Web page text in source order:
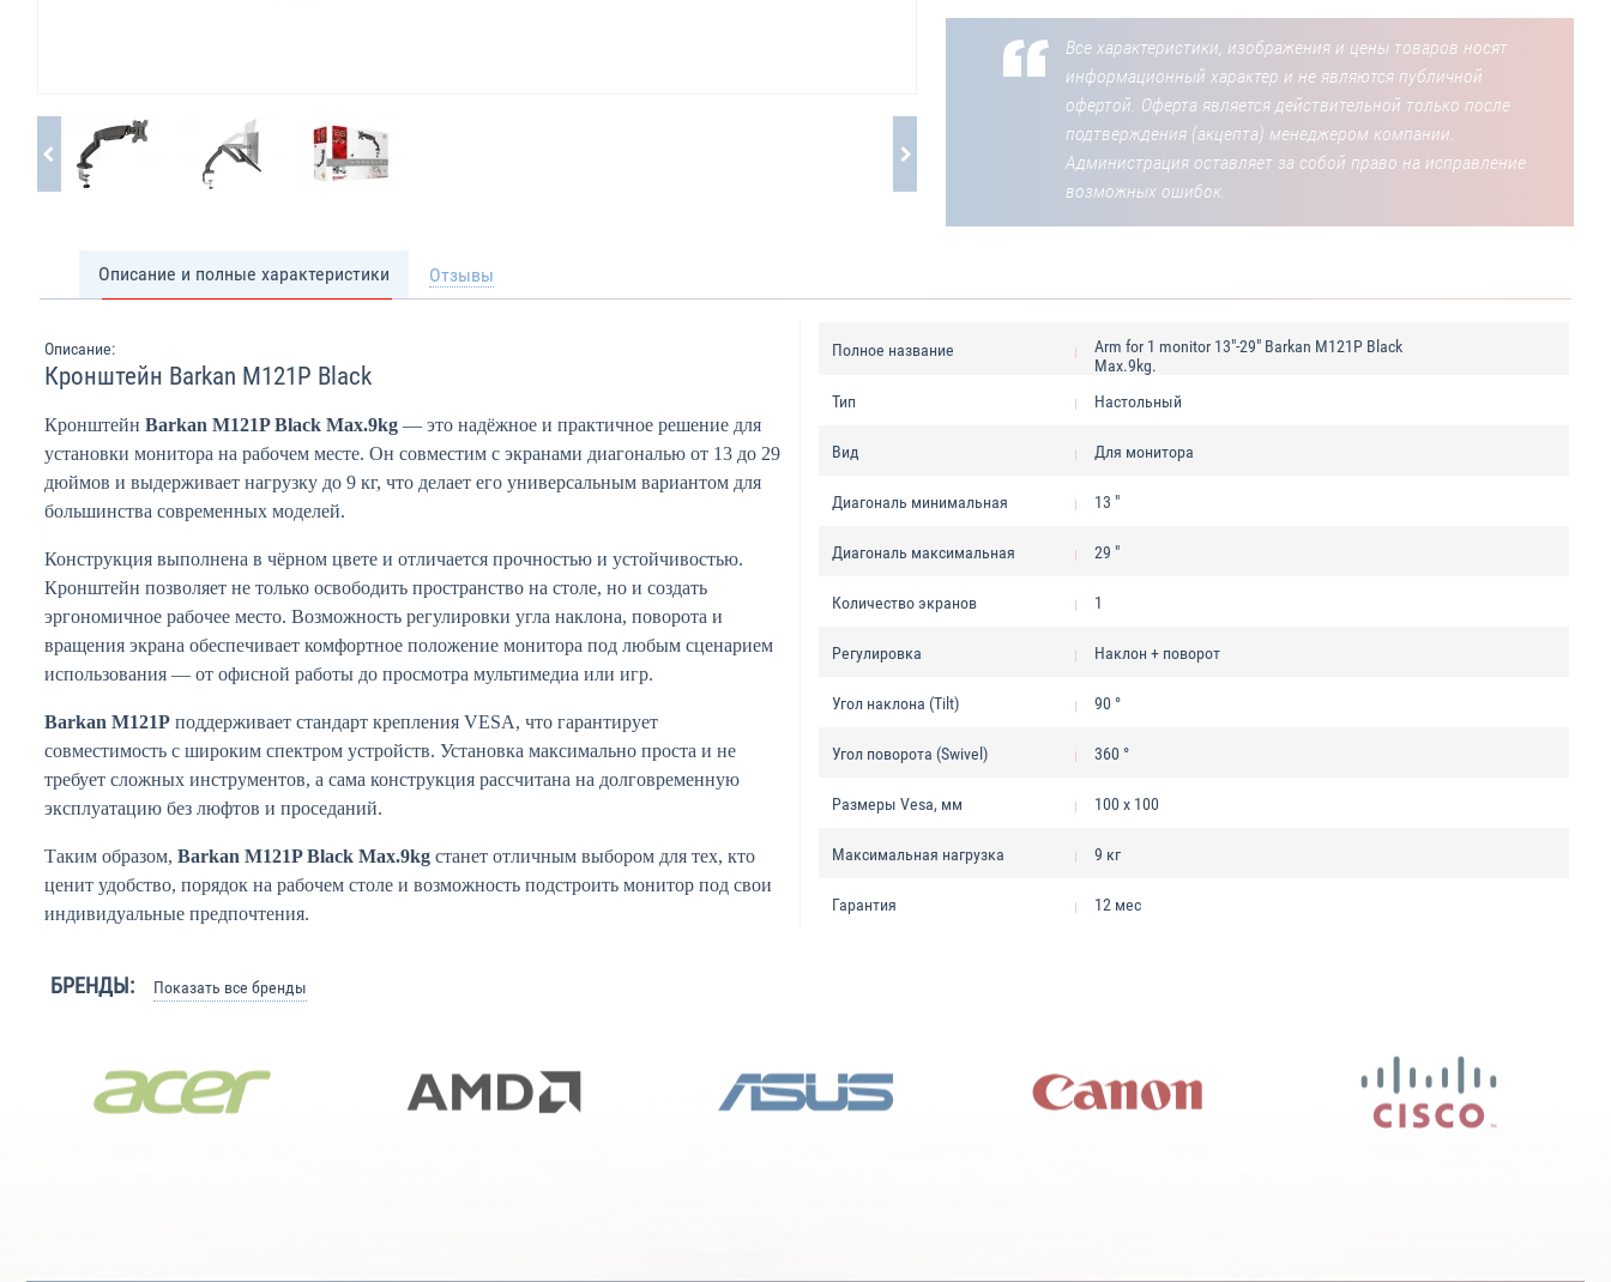
Все характеристики, изображения и цены товаров носят
информационный характер и не являются публичной
офертой. Оферта является действительной только после
подтверждения (акцепта) менеджером компании.
Администрация оставляет за собой право на исправление
возможных ошибок.
Описание и полные характеристики Отзывы
Описание:
Кронштейн Barkan M121P Black
Кронштейн Barkan M121P Black Max.9kg — это надёжное и практичное решение для
установки монитора на рабочем месте. Он совместим с экранами диагональю от 13 до 29
дюймов и выдерживает нагрузку до 9 кг, что делает его универсальным вариантом для
большинства современных моделей.
Конструкция выполнена в чёрном цвете и отличается прочностью и устойчивостью.
Кронштейн позволяет не только освободить пространство на столе, но и создать
эргономичное рабочее место. Возможность регулировки угла наклона, поворота и
вращения экрана обеспечивает комфортное положение монитора под любым сценарием
использования — от офисной работы до просмотра мультимедиа или игр.
Barkan M121P поддерживает стандарт крепления VESA, что гарантирует
совместимость с широким спектром устройств. Установка максимально проста и не
требует сложных инструментов, а сама конструкция рассчитана на долговременную
эксплуатацию без люфтов и проседаний.
Таким образом, Barkan M121P Black Max.9kg станет отличным выбором для тех, кто
ценит удобство, порядок на рабочем столе и возможность подстроить монитор под свои
индивидуальные предпочтения.
Полное название
Arm for 1 monitor 13"-29" Barkan M121P Black
Max.9kg.
Тип
Настольный
Вид Для монитора
Диагональ минимальная 13 "
Диагональ максимальная 29 "
Количество экранов 1
Регулировка Наклон + поворот
Угол наклона (Tilt) 90 °
Угол поворота (Swivel) 360 °
Размеры Vesa, мм 100 x 100
Максимальная нагрузка 9 кг
Гарантия 12 мес
БРЕНДЫ: Показать все бренды